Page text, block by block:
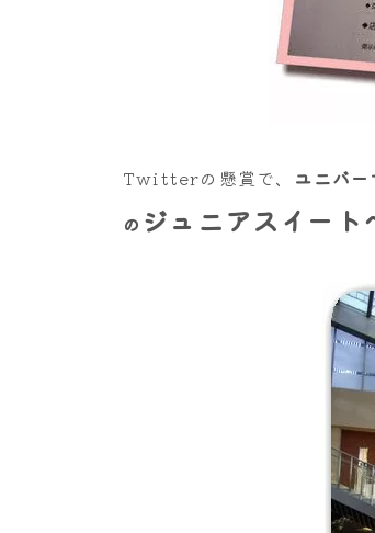
Twitterの懸賞で、 ユニバ
の ジュニアスイート